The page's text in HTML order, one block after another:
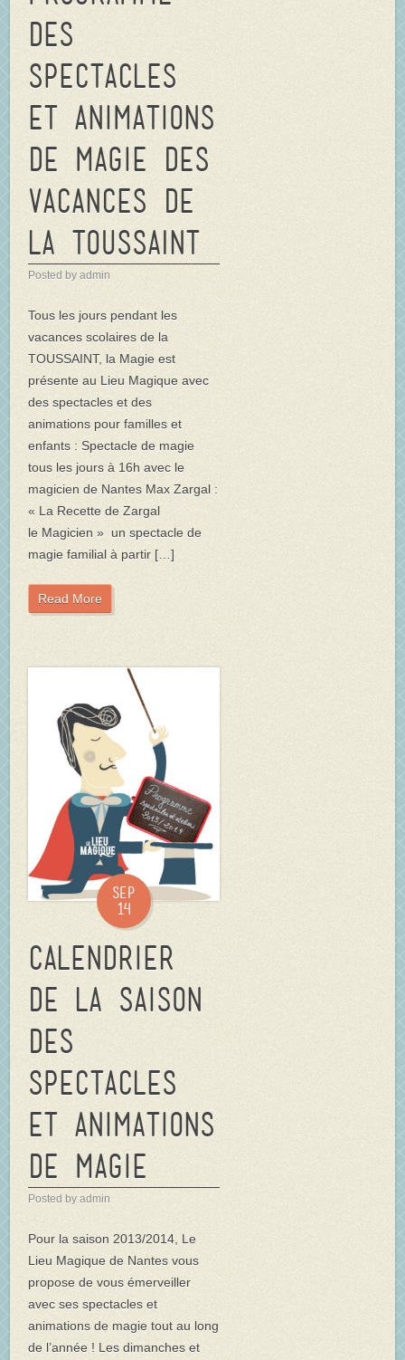
des
spectacles
et animations
de magie des
vacances de
la TOUSSAINT
Posted by admin
Tous les jours pendant les
vacances scolaires de la
TOUSSAINT, la Magie est
présente au Lieu Magique avec
des spectacles et des
animations pour familles et
enfants : Spectacle de magie
tous les jours à 16h avec le
magicien de Nantes Max Zargal :
« La Recette de Zargal
le Magicien » un spectacle de
magie familial à partir […]
Read More
Sep
14
Calendrier
de la saison
des
spectacles
et animations
de magie
Posted by admin
Pour la saison 2013/2014, Le
Lieu Magique de Nantes vous
propose de vous émerveiller
avec ses spectacles et
animations de magie tout au long
de l’année ! Les dimanches et